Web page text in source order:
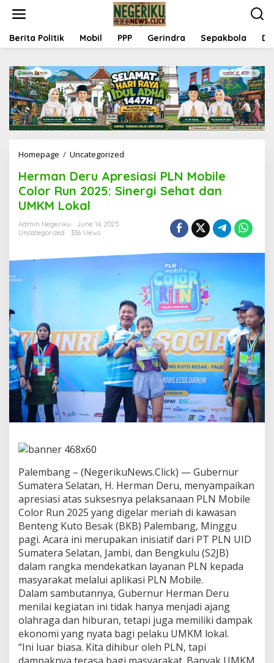
t
Berita Politik Mobil PPP Gerindra Sepakbola
Homepage / Uncategorized
r
m
a
u
r
s
i
a
s
i
P
L
N
b
o
l
o
r
R
u
n
2
0
2
5
:
S
i
e
r
Herman Deru Apresiasi PLN Mobile
Color Run 2025: Sinergi Sehat dan
UMKM Lokal
Admin Negeriku
June 14, 2025
Uncategorized
336 Views
Palembang – (NegerikuNews.Click) — Gubernur
Sumatera Selatan, H. Herman Deru, menyampaikan
apresiasi atas suksesnya pelaksanaan PLN Mobile
Color Run 2025 yang digelar meriah di kawasan
Benteng Kuto Besak (BKB) Palembang, Minggu
pagi. Acara ini merupakan inisiatif dari PT PLN UID
Sumatera Selatan, Jambi, dan Bengkulu (S2JB)
dalam rangka mendekatkan layanan PLN kepada
masyarakat melalui aplikasi PLN Mobile.
Dalam sambutannya, Gubernur Herman Deru
menilai kegiatan ini tidak hanya menjadi ajang
olahraga dan hiburan, tetapi juga memiliki dampak
ekonomi yang nyata bagi pelaku UMKM lokal.
“Ini luar biasa. Kita dihibur oleh PLN, tapi